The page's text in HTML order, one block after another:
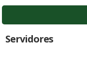
Servidores